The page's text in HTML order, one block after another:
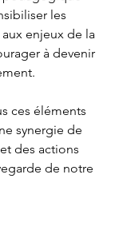
les
enjeux de la
à devenir
ces éléments
synergie de
des actions
de notre